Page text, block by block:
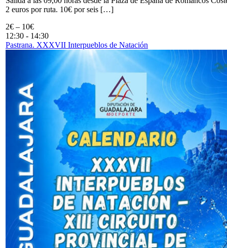
2 euros por ruta. 10€ por seis […]
2€ – 10€
12:30 - 14:30
Pastrana. XXXVII Interpueblos de Natación